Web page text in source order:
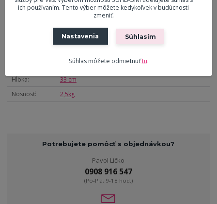
Prírodná
34 cm
Hĺbka
33 cm
Nosnosť
2,5kg
Potrebujete pomôcť s objednávkou?
Pavol Ličko
0908 916 547
(Po-Pia, 9-18 hod.)
ich používaním. Tento výber môžete kedykoľvek v budúcnosti
zmeniť.
Nastavenia Súhlasím
Súhlas môžete odmietnuťtu.